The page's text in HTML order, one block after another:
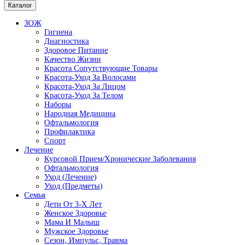
Каталог
ЗОЖ
Гигиена
Диагностика
Здоровое Питание
Качество Жизни
Красота Сопутствующие Товары
Красота-Уход За Волосами
Красота-Уход За Лицом
Красота-Уход За Телом
Наборы
Народная Медицина
Офтальмология
Профилактика
Спорт
Лечение
Курсовой Прием/Хронические Заболевания
Офтальмология
Уход (Лечение)
Уход (Предметы)
Семья
Дети От 3-Х Лет
Женское Здоровье
Мама И Малыш
Мужское Здоровье
Сезон, Импульс, Травма